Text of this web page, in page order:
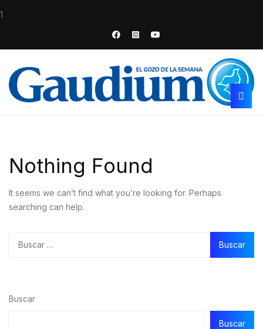
1
Nothing Found
It seems we can’t find what you’re looking for. Perhaps
searching can help.
Buscar
Buscar